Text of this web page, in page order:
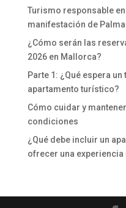
Turismo responsable
manifestación de Palma
¿Cómo serán las
2026 en Mallorca?
Parte 1: ¿Qué espera
apartamento turístico?
Cómo cuidar y
condiciones
¿Qué debe incluir un
ofrecer una